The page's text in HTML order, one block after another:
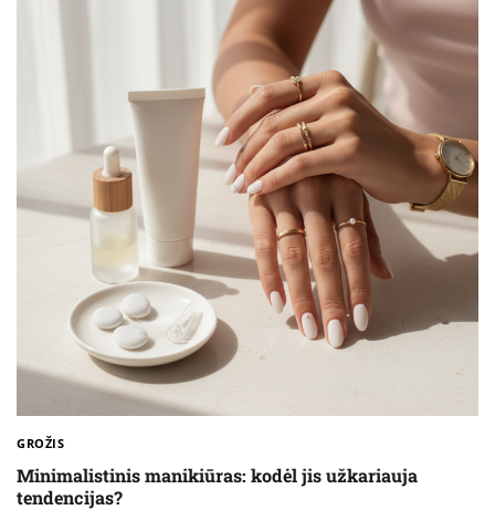
GROŽIS
Minimalistinis manikiūras: kodėl jis užkariauja
tendencijas?